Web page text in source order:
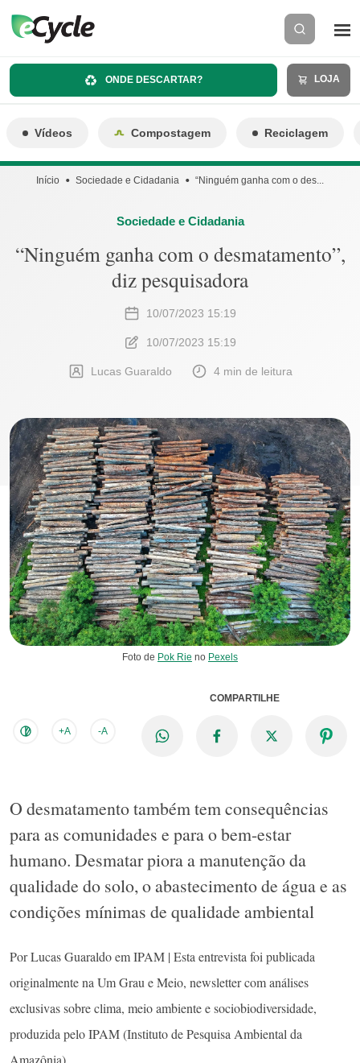
ONDE DESCARTAR? LOJA
Vídeos Compostagem Reciclagem
Início Sociedade e Cidadania “Ninguém ganha com o des...
Sociedade e Cidadania
“Ninguém ganha com o desmatamento”,
diz pesquisadora
10/07/2023 15:19
10/07/2023 15:19
Lucas Guaraldo 4 min de leitura
Foto de Pok Rie no Pexels
+A -A
COMPARTILHE
O desmatamento também tem consequências
para as comunidades e para o bem-estar
humano. Desmatar piora a manutenção da
qualidade do solo, o abastecimento de água e as
condições mínimas de qualidade ambiental
Por Lucas Guaraldo em IPAM | Esta entrevista foi publicada
originalmente na Um Grau e Meio, newsletter com análises
exclusivas sobre clima, meio ambiente e sociobiodiversidade,
produzida pelo IPAM (Instituto de Pesquisa Ambiental da
Amazônia).